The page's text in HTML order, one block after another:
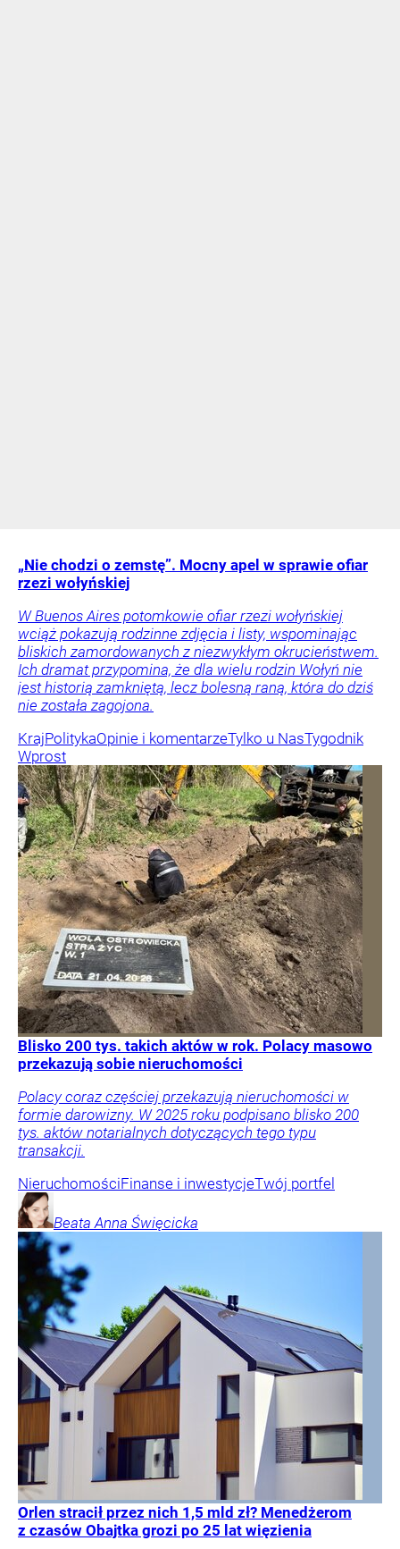
„Nie chodzi o zemstę”. Mocny apel w sprawie ofiar
rzezi wołyńskiej
W Buenos Aires potomkowie ofiar rzezi wołyńskiej
wciąż pokazują rodzinne zdjęcia i listy, wspominając
bliskich zamordowanych z niezwykłym okrucieństwem.
Ich dramat przypomina, że dla wielu rodzin Wołyń nie
jest historią zamkniętą, lecz bolesną raną, która do dziś
nie została zagojona.
KrajPolitykaOpinie i komentarzeTylko u NasTygodnik
Wprost
Blisko 200 tys. takich aktów w rok. Polacy masowo
przekazują sobie nieruchomości
Polacy coraz częściej przekazują nieruchomości w
formie darowizny. W 2025 roku podpisano blisko 200
tys. aktów notarialnych dotyczących tego typu
transakcji.
NieruchomościFinanse i inwestycjeTwój portfel
Beata Anna Święcicka
Orlen stracił przez nich 1,5 mld zł? Menedżerom
z czasów Obajtka grozi po 25 lat więzienia